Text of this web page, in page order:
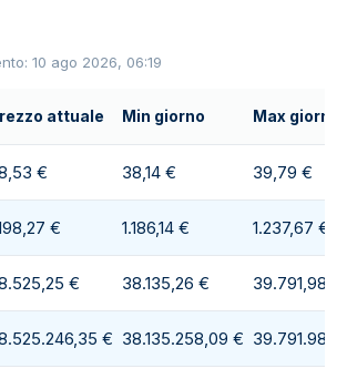
10 ago 2026, 06:19
attuale Min giorno Max giorno
€ 38,14 € 39,79 €
€ 1.186,14 € 1.237,67 €
€ 38.135,26 € 39.791,98 €
€ 38.135.258,09 €